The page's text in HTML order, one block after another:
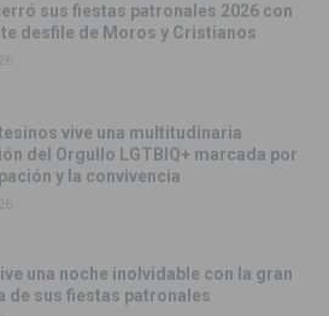
sus fiestas patronales 2026 con
desfile de Moros y Cristianos
vive una multitudinaria
del Orgullo LGTBIQ+ marcada por
y la convivencia
una noche inolvidable con la gran
de sus fiestas patronales